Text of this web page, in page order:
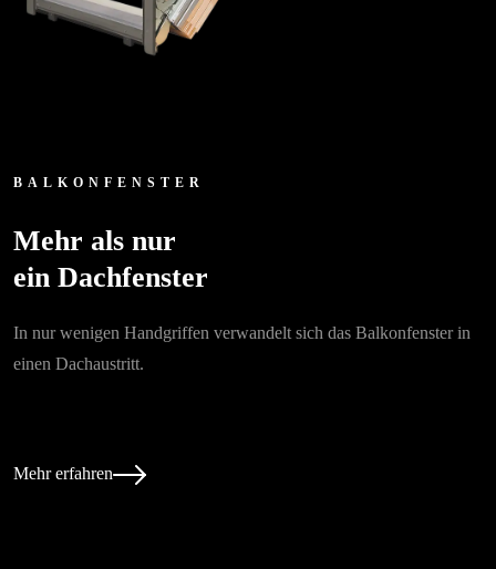
BALKONFENSTER
Mehr als nur
ein Dachfenster
In nur wenigen Handgriffen verwandelt sich das Balkonfenster in
einen Dachaustritt.
Mehr erfahren